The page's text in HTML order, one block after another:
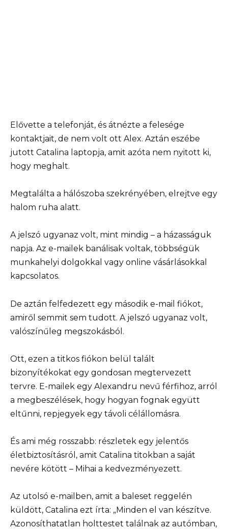
Elővette a telefonját, és átnézte a felesége
kontaktjait, de nem volt ott Alex. Aztán eszébe
jutott Catalina laptopja, amit azóta nem nyitott ki,
hogy meghalt.
Megtalálta a hálószoba szekrényében, elrejtve egy
halom ruha alatt.
A jelszó ugyanaz volt, mint mindig – a házasságuk
napja. Az e-mailek banálisak voltak, többségük
munkahelyi dolgokkal vagy online vásárlásokkal
kapcsolatos.
De aztán felfedezett egy második e-mail fiókot,
amiről semmit sem tudott. A jelszó ugyanaz volt,
valószínűleg megszokásból.
Ott, ezen a titkos fiókon belül talált
bizonyítékokat egy gondosan megtervezett
tervre. E-mailek egy Alexandru nevű férfihoz, arról
a megbeszélések, hogy hogyan fognak együtt
eltűnni, repjegyek egy távoli célállomásra.
És ami még rosszabb: részletek egy jelentős
életbiztosításról, amit Catalina titokban a saját
nevére kötött – Mihai a kedvezményezett.
Az utolsó e-mailben, amit a baleset reggelén
küldött, Catalina ezt írta: „Minden el van készítve.
Azonosíthatatlan holttestet találnak az autómban,